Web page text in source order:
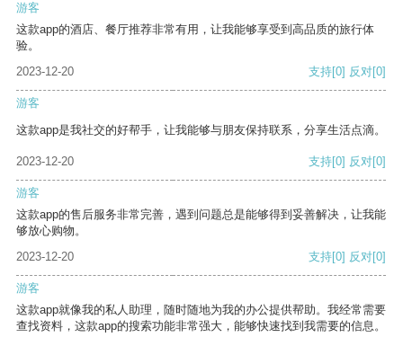
游客
这款app的酒店、餐厅推荐非常有用，让我能够享受到高品质的旅行体
验。
2023-12-20
支持[0] 反对[0]
游客
这款app是我社交的好帮手，让我能够与朋友保持联系，分享生活点滴。
2023-12-20 支持[0] 反对[0]
游客
这款app的售后服务非常完善，遇到问题总是能够得到妥善解决，让我能
够放心购物。
2023-12-20
支持[0] 反对[0]
游客
这款app就像我的私人助理，随时随地为我的办公提供帮助。我经常需要
查找资料，这款app的搜索功能非常强大，能够快速找到我需要的信息。